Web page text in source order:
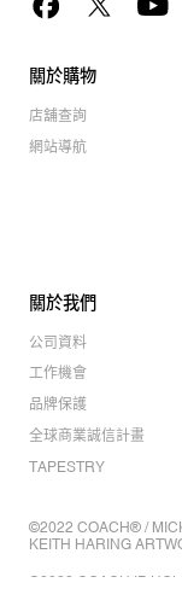
關於購物
店舖查詢
網站導航
關於我們
公司資料
工作機會
品牌保護
全球商業誠信計畫
TAPESTRY
©2022 COACH® /
KEITH HARING
©2022 COACH IP